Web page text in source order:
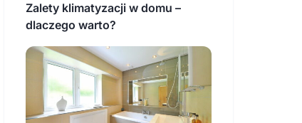
Zalety klimatyzacji w domu –
dlaczego warto?